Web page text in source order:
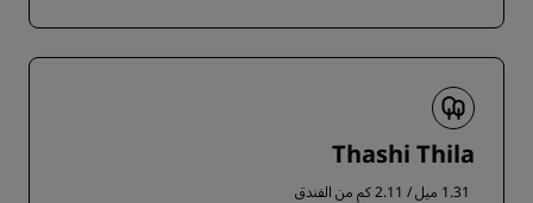
Thashi Thila
1.31 ميل / 2.11 كم من الفندق